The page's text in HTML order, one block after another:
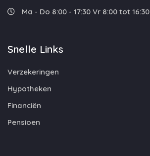
Ma - Do 8:00 - 17:30 Vr 8:00 tot 16:30
Snelle Links
Verzekeringen
Hypotheken
Financiën
Pensioen